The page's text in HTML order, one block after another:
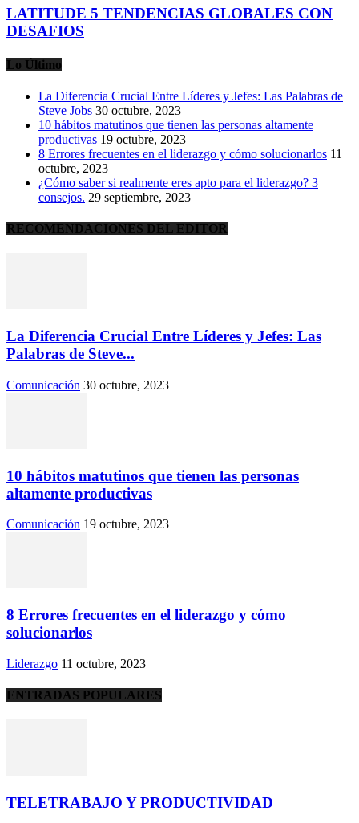
LATITUDE 5 TENDENCIAS GLOBALES CON
DESAFIOS
Lo Último
La Diferencia Crucial Entre Líderes y Jefes: Las Palabras de
Steve Jobs 30 octubre, 2023
10 hábitos matutinos que tienen las personas altamente
productivas 19 octubre, 2023
8 Errores frecuentes en el liderazgo y cómo solucionarlos 11
octubre, 2023
¿Cómo saber si realmente eres apto para el liderazgo? 3
consejos. 29 septiembre, 2023
RECOMENDACIONES DEL EDITOR
La Diferencia Crucial Entre Líderes y Jefes: Las
Palabras de Steve...
Comunicación 30 octubre, 2023
10 hábitos matutinos que tienen las personas
altamente productivas
Comunicación 19 octubre, 2023
8 Errores frecuentes en el liderazgo y cómo
solucionarlos
Liderazgo 11 octubre, 2023
ENTRADAS POPULARES
TELETRABAJO Y PRODUCTIVIDAD